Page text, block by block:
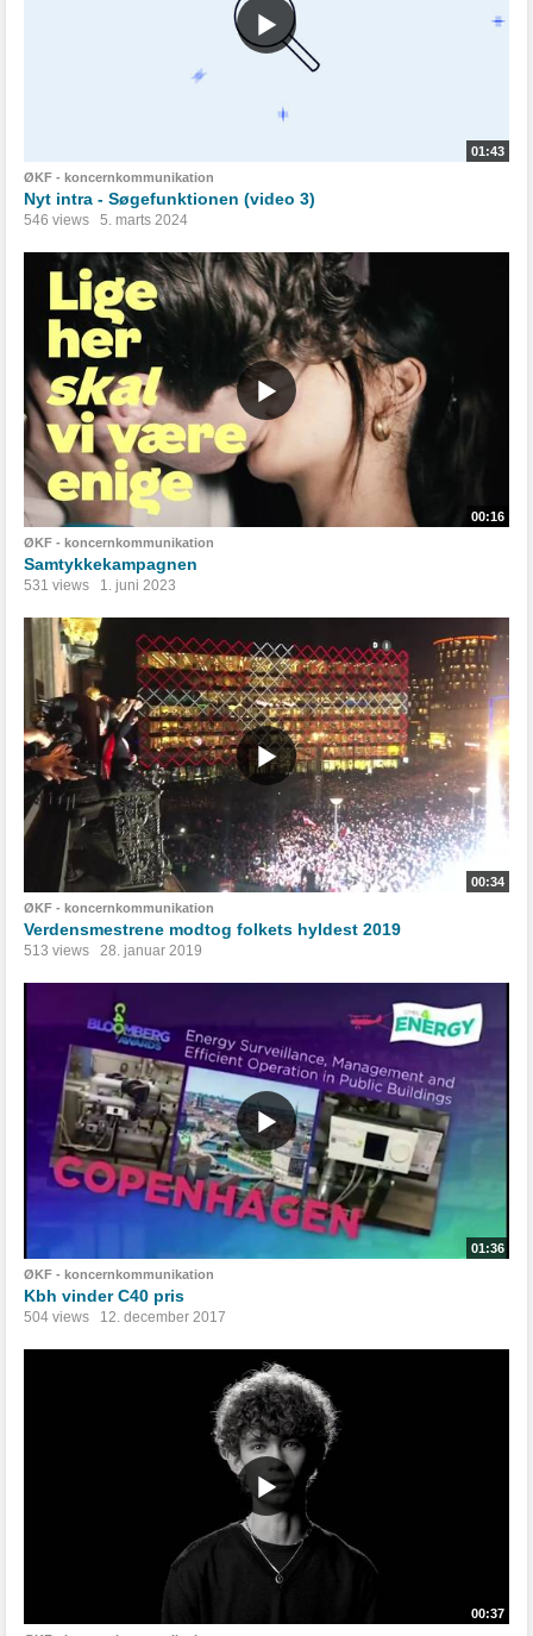
01:43
ØKF - koncernkommunikation
Nyt intra - Søgefunktionen (video 3)
546 views 5. marts 2024
00:16
ØKF - koncernkommunikation
Samtykkekampagnen
531 views 1. juni 2023
00:34
ØKF - koncernkommunikation
Verdensmestrene modtog folkets hyldest 2019
513 views 28. januar 2019
01:36
ØKF - koncernkommunikation
Kbh vinder C40 pris
504 views 12. december 2017
00:37